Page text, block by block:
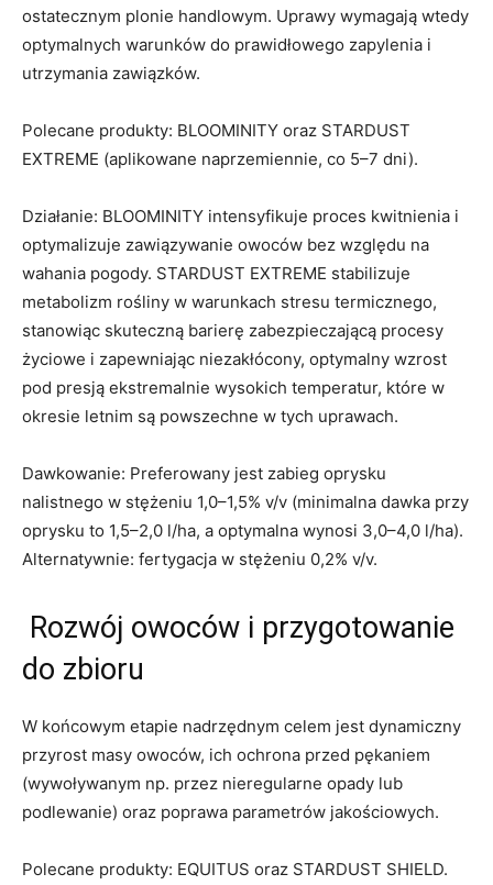
ostatecznym plonie handlowym. Uprawy wymagają wtedy
optymalnych warunków do prawidłowego zapylenia i
utrzymania zawiązków.
Polecane produkty: BLOOMINITY oraz STARDUST
EXTREME (aplikowane naprzemiennie, co 5–7 dni).
Działanie: BLOOMINITY intensyfikuje proces kwitnienia i
optymalizuje zawiązywanie owoców bez względu na
wahania pogody. STARDUST EXTREME stabilizuje
metabolizm rośliny w warunkach stresu termicznego,
stanowiąc skuteczną barierę zabezpieczającą procesy
życiowe i zapewniając niezakłócony, optymalny wzrost
pod presją ekstremalnie wysokich temperatur, które w
okresie letnim są powszechne w tych uprawach.
Dawkowanie: Preferowany jest zabieg oprysku
nalistnego w stężeniu 1,0–1,5% v/v (minimalna dawka przy
oprysku to 1,5–2,0 l/ha, a optymalna wynosi 3,0–4,0 l/ha).
Alternatywnie: fertygacja w stężeniu 0,2% v/v.
Rozwój owoców i przygotowanie
do zbioru
W końcowym etapie nadrzędnym celem jest dynamiczny
przyrost masy owoców, ich ochrona przed pękaniem
(wywoływanym np. przez nieregularne opady lub
podlewanie) oraz poprawa parametrów jakościowych.
Polecane produkty: EQUITUS oraz STARDUST SHIELD.